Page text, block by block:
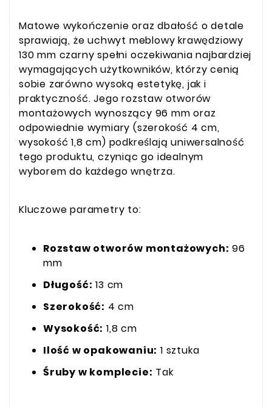
Matowe wykończenie oraz dbałość o detale
sprawiają, że uchwyt meblowy krawędziowy
130 mm czarny spełni oczekiwania najbardziej
wymagających użytkowników, którzy cenią
sobie zarówno wysoką estetykę, jak i
praktyczność. Jego rozstaw otworów
montażowych wynoszący 96 mm oraz
odpowiednie wymiary (szerokość 4 cm,
wysokość 1,8 cm) podkreślają uniwersalność
tego produktu, czyniąc go idealnym
wyborem do każdego wnętrza.
Kluczowe parametry to:
Rozstaw otworów montażowych: 96
mm
Długość: 13 cm
Szerokość: 4 cm
Wysokość: 1,8 cm
Ilość w opakowaniu: 1 sztuka
Śruby w komplecie: Tak